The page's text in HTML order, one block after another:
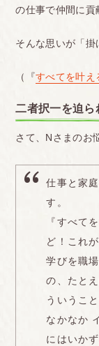
の仕事で仲間に貢
そんな思いが「掛
（『すべてを叶え
二者択一を迫ら
さて、Nさまのお
仕事と家
す。
『すべて
ど！これ
学びを職
の、たと
ういうこ
なかなか
にはいか